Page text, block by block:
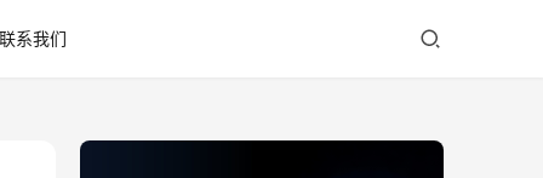
联系我们